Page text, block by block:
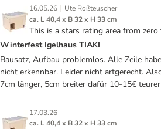
16.05.26 | Ute Roßteuscher
ca. L 40,4 x B 32 x H 33 cm
This is a stars rating area from
Winterfest Igelhaus TIAKI
Bausatz, Aufbau problemlos. Alle Zeile
nicht erkennbar. Leider nicht artgerecht.
7cm länger, 5cm breiter dafür 10-15€
17.03.26
ca. L 40,4 x B 32 x H 33 cm